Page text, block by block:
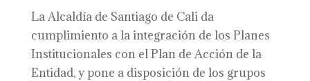
La Alcaldía de Santiago de Cali da
cumplimiento a la integración de los Planes
Institucionales con el Plan de Acción de la
Entidad, y pone a disposición de los grupos